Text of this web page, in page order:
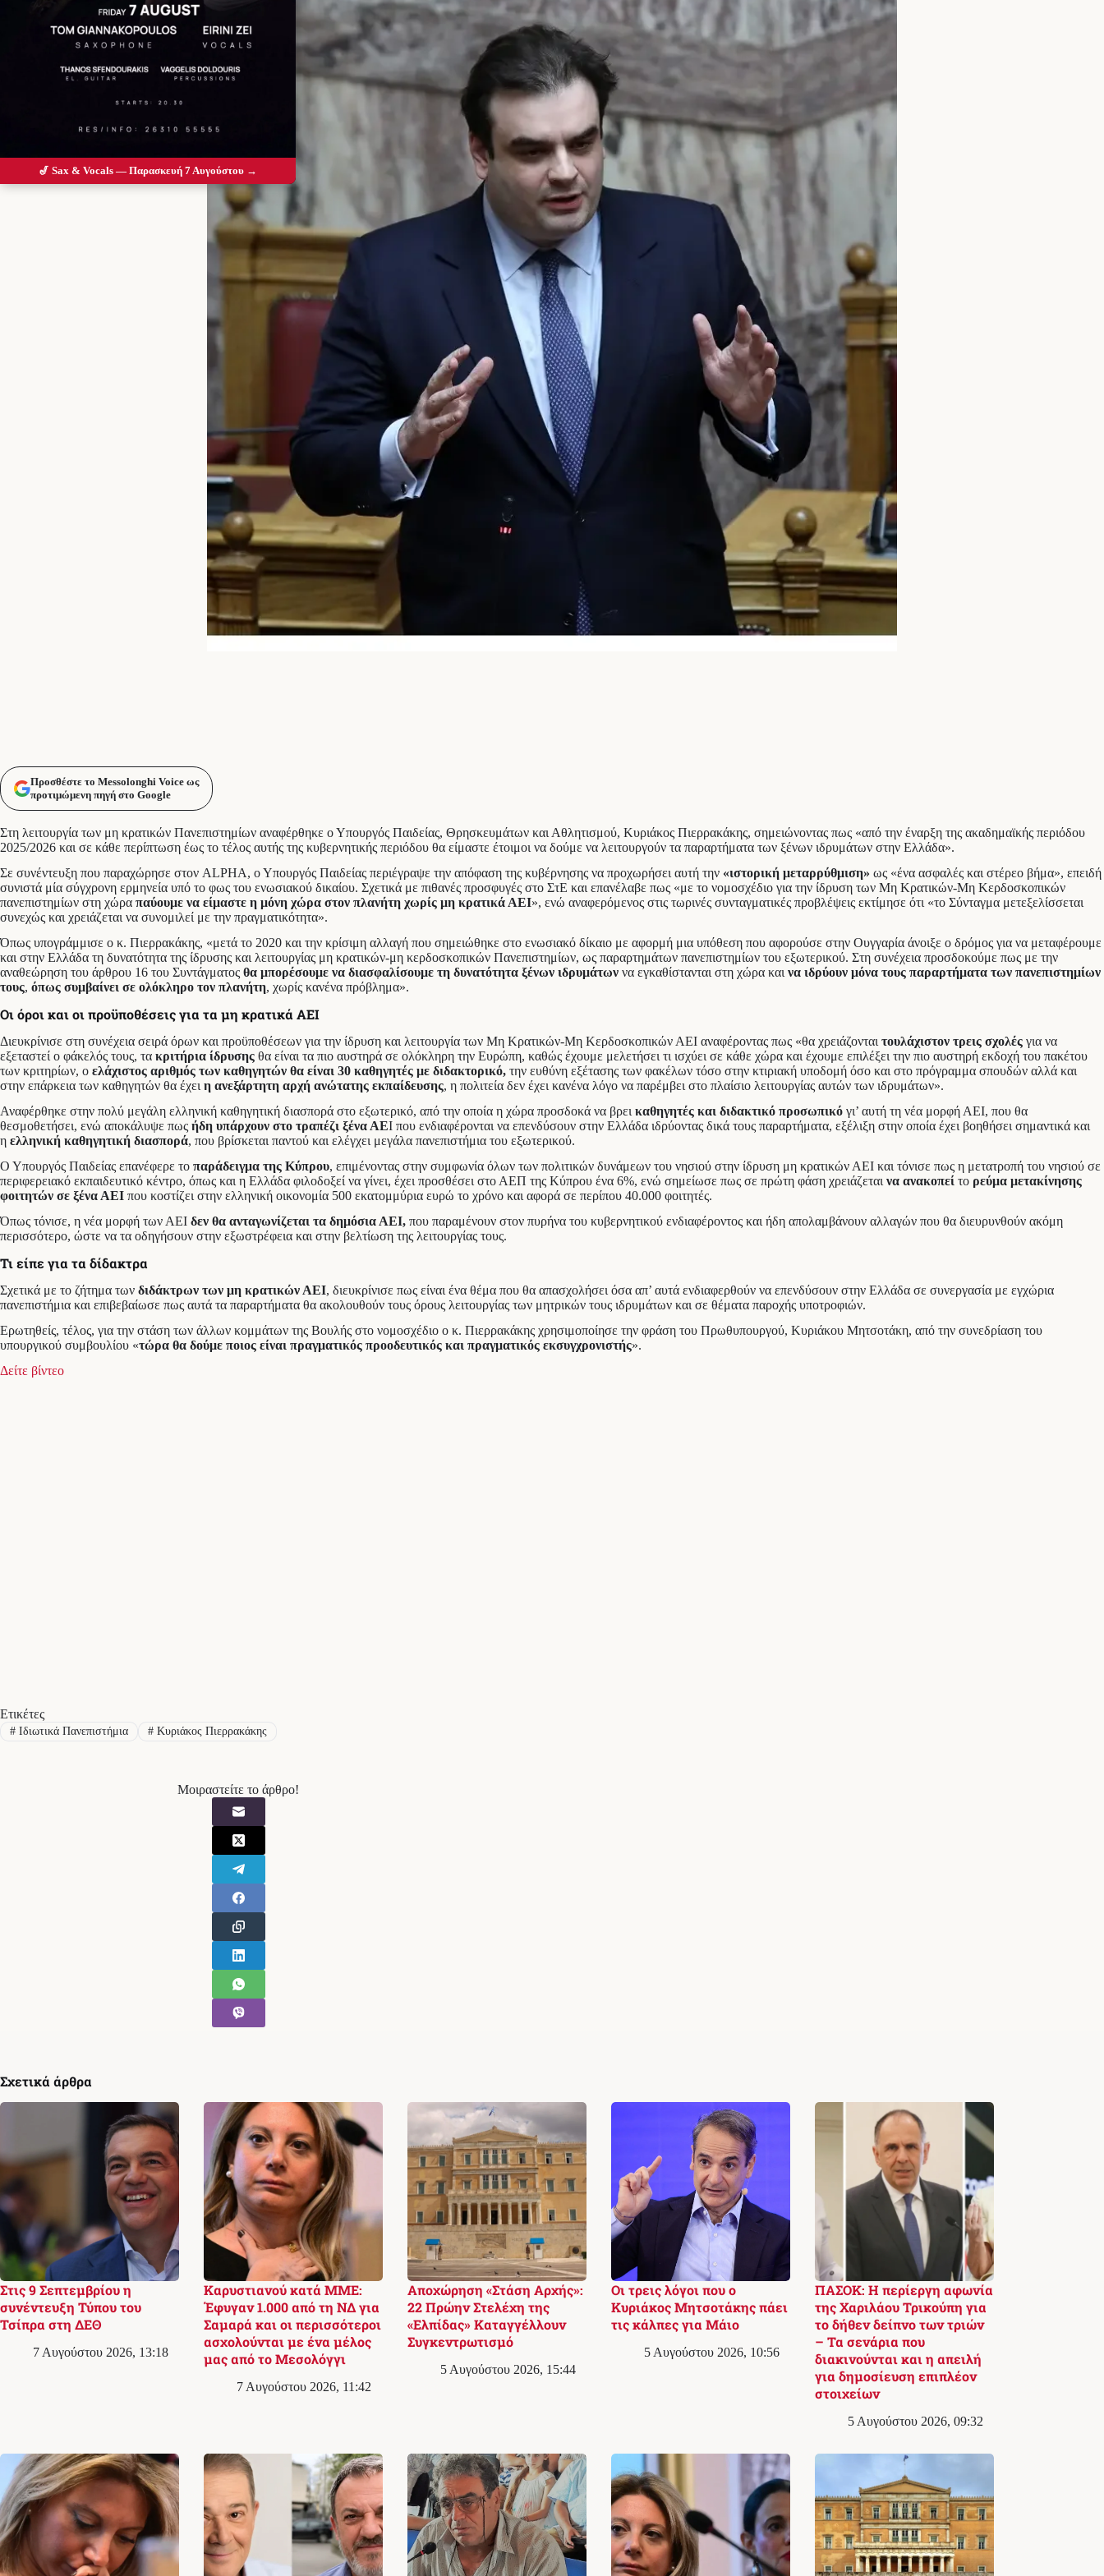
Προσθέστε το Messolonghi Voice ως
προτιμώμενη πηγή στο Google
Στη λειτουργία των μη κρατικών Πανεπιστημίων αναφέρθηκε ο Υπουργός Παιδείας, Θρησκευμάτων και Αθλητισμού, Κυριάκος Πιερρακάκης, σημειώνοντας πως «από την έναρξη της ακαδημαϊκής περιόδου
2025/2026 και σε κάθε περίπτωση έως το τέλος αυτής της κυβερνητικής περιόδου θα είμαστε έτοιμοι να δούμε να λειτουργούν τα παραρτήματα των ξένων ιδρυμάτων στην Ελλάδα».
Σε συνέντευξη που παραχώρησε στον ALPHA, ο Υπουργός Παιδείας περιέγραψε την απόφαση της κυβέρνησης να προχωρήσει αυτή την «ιστορική μεταρρύθμιση» ως «ένα ασφαλές και στέρεο βήμα», επειδή
συνιστά μία σύγχρονη ερμηνεία υπό το φως του ενωσιακού δικαίου. Σχετικά με πιθανές προσφυγές στο ΣτΕ και επανέλαβε πως «με το νομοσχέδιο για την ίδρυση των Μη Κρατικών-Μη Κερδοσκοπικών
πανεπιστημίων στη χώρα παύουμε να είμαστε η μόνη χώρα στον πλανήτη χωρίς μη κρατικά ΑΕΙ», ενώ αναφερόμενος στις τωρινές συνταγματικές προβλέψεις εκτίμησε ότι «το Σύνταγμα μετεξελίσσεται
συνεχώς και χρειάζεται να συνομιλεί με την πραγματικότητα».
Όπως υπογράμμισε ο κ. Πιερρακάκης, «μετά το 2020 και την κρίσιμη αλλαγή που σημειώθηκε στο ενωσιακό δίκαιο με αφορμή μια υπόθεση που αφορούσε στην Ουγγαρία άνοιξε ο δρόμος για να μεταφέρουμε
και στην Ελλάδα τη δυνατότητα της ίδρυσης και λειτουργίας μη κρατικών-μη κερδοσκοπικών Πανεπιστημίων, ως παραρτημάτων πανεπιστημίων του εξωτερικού. Στη συνέχεια προσδοκούμε πως με την
αναθεώρηση του άρθρου 16 του Συντάγματος θα μπορέσουμε να διασφαλίσουμε τη δυνατότητα ξένων ιδρυμάτων να εγκαθίστανται στη χώρα και να ιδρύουν μόνα τους παραρτήματα των πανεπιστημίων
τους, όπως συμβαίνει σε ολόκληρο τον πλανήτη, χωρίς κανένα πρόβλημα».
Οι όροι και οι προϋποθέσεις για τα μη κρατικά ΑΕΙ
Διευκρίνισε στη συνέχεια σειρά όρων και προϋποθέσεων για την ίδρυση και λειτουργία των Μη Κρατικών-Μη Κερδοσκοπικών ΑΕΙ αναφέροντας πως «θα χρειάζονται τουλάχιστον τρεις σχολές για να
εξεταστεί ο φάκελός τους, τα κριτήρια ίδρυσης θα είναι τα πιο αυστηρά σε ολόκληρη την Ευρώπη, καθώς έχουμε μελετήσει τι ισχύει σε κάθε χώρα και έχουμε επιλέξει την πιο αυστηρή εκδοχή του πακέτου
των κριτηρίων, ο ελάχιστος αριθμός των καθηγητών θα είναι 30 καθηγητές με διδακτορικό, την ευθύνη εξέτασης των φακέλων τόσο στην κτιριακή υποδομή όσο και στο πρόγραμμα σπουδών αλλά και
στην επάρκεια των καθηγητών θα έχει η ανεξάρτητη αρχή ανώτατης εκπαίδευσης, η πολιτεία δεν έχει κανένα λόγο να παρέμβει στο πλαίσιο λειτουργίας αυτών των ιδρυμάτων».
Αναφέρθηκε στην πολύ μεγάλη ελληνική καθηγητική διασπορά στο εξωτερικό, από την οποία η χώρα προσδοκά να βρει καθηγητές και διδακτικό προσωπικό γι’ αυτή τη νέα μορφή ΑΕΙ, που θα
θεσμοθετήσει, ενώ αποκάλυψε πως ήδη υπάρχουν στο τραπέζι ξένα ΑΕΙ που ενδιαφέρονται να επενδύσουν στην Ελλάδα ιδρύοντας δικά τους παραρτήματα, εξέλιξη στην οποία έχει βοηθήσει σημαντικά και
η ελληνική καθηγητική διασπορά, που βρίσκεται παντού και ελέγχει μεγάλα πανεπιστήμια του εξωτερικού.
Ο Υπουργός Παιδείας επανέφερε το παράδειγμα της Κύπρου, επιμένοντας στην συμφωνία όλων των πολιτικών δυνάμεων του νησιού στην ίδρυση μη κρατικών ΑΕΙ και τόνισε πως η μετατροπή του νησιού σε
περιφερειακό εκπαιδευτικό κέντρο, όπως και η Ελλάδα φιλοδοξεί να γίνει, έχει προσθέσει στο ΑΕΠ της Κύπρου ένα 6%, ενώ σημείωσε πως σε πρώτη φάση χρειάζεται να ανακοπεί το ρεύμα μετακίνησης
φοιτητών σε ξένα ΑΕΙ που κοστίζει στην ελληνική οικονομία 500 εκατομμύρια ευρώ το χρόνο και αφορά σε περίπου 40.000 φοιτητές.
Όπως τόνισε, η νέα μορφή των ΑΕΙ δεν θα ανταγωνίζεται τα δημόσια ΑΕΙ, που παραμένουν στον πυρήνα του κυβερνητικού ενδιαφέροντος και ήδη απολαμβάνουν αλλαγών που θα διευρυνθούν ακόμη
περισσότερο, ώστε να τα οδηγήσουν στην εξωστρέφεια και στην βελτίωση της λειτουργίας τους.
Τι είπε για τα δίδακτρα
Σχετικά με το ζήτημα των διδάκτρων των μη κρατικών ΑΕΙ, διευκρίνισε πως είναι ένα θέμα που θα απασχολήσει όσα απ’ αυτά ενδιαφερθούν να επενδύσουν στην Ελλάδα σε συνεργασία με εγχώρια
πανεπιστήμια και επιβεβαίωσε πως αυτά τα παραρτήματα θα ακολουθούν τους όρους λειτουργίας των μητρικών τους ιδρυμάτων και σε θέματα παροχής υποτροφιών.
Ερωτηθείς, τέλος, για την στάση των άλλων κομμάτων της Βουλής στο νομοσχέδιο ο κ. Πιερρακάκης χρησιμοποίησε την φράση του Πρωθυπουργού, Κυριάκου Μητσοτάκη, από την συνεδρίαση του
υπουργικού συμβουλίου «τώρα θα δούμε ποιος είναι πραγματικός προοδευτικός και πραγματικός εκσυγχρονιστής».
Δείτε βίντεο
Ετικέτες
#Ιδιωτικά Πανεπιστήμια #Κυριάκος Πιερρακάκης
Μοιραστείτε το άρθρο!
Σχετικά άρθρα
Στις 9 Σεπτεμβρίου η
συνέντευξη Τύπου του
Τσίπρα στη ΔΕΘ
7 Αυγούστου 2026, 13:18
Καρυστιανού κατά ΜΜΕ:
Έφυγαν 1.000 από τη ΝΔ για
Σαμαρά και οι περισσότεροι
ασχολούνται με ένα μέλος
μας από το Μεσολόγγι
7 Αυγούστου 2026, 11:42
Αποχώρηση «Στάση Αρχής»:
22 Πρώην Στελέχη της
«Ελπίδας» Καταγγέλλουν
Συγκεντρωτισμό
5 Αυγούστου 2026, 15:44
Οι τρεις λόγοι που ο
Κυριάκος Μητσοτάκης πάει
τις κάλπες για Μάιο
5 Αυγούστου 2026, 10:56
ΠΑΣΟΚ: Η περίεργη αφωνία
της Χαριλάου Τρικούπη για
το δήθεν δείπνο των τριών
– Τα σενάρια που
διακινούνται και η απειλή
για δημοσίευση επιπλέον
στοιχείων
5 Αυγούστου 2026, 09:32
🎷 Sax & Vocals — Παρασκευή 7 Αυγούστου →